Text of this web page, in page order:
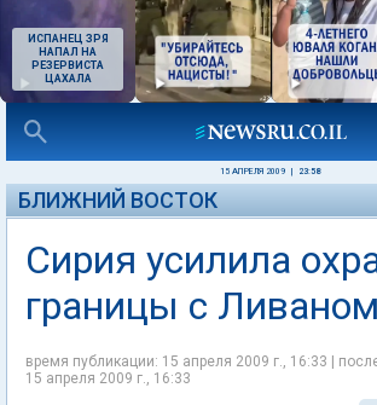
ИСПАНЕЦ ЗРЯ
НАПАЛ НА
РЕЗЕРВИСТА
ЦАХАЛА
15 АПРЕЛЯ 2009 23:58
БЛИЖНИЙ ВОСТОК
Сирия усилила
границы с Ливаном
время публикации: 15 апреля 2009 г., 16:33 |
15 апреля 2009 г., 16:33